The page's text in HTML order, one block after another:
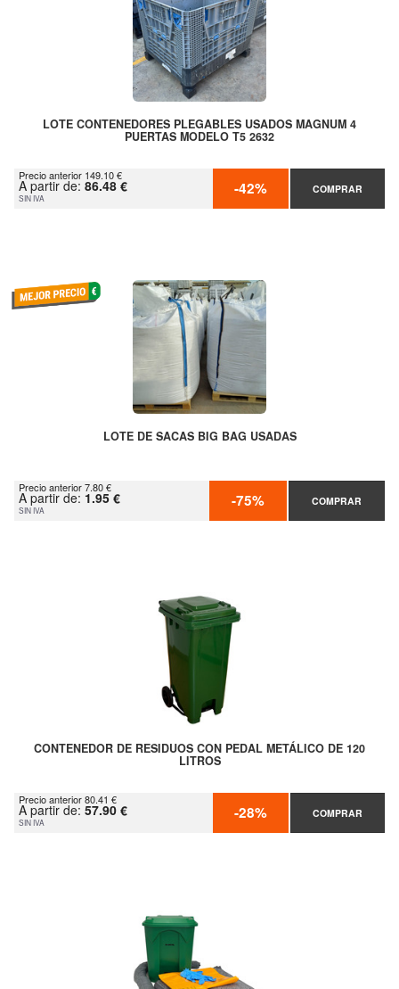
LOTE CONTENEDORES PLEGABLES USADOS MAGNUM 4
PUERTAS MODELO T5 2632
Precio anterior 149.10 €
A partir de: 86.48 €
SIN IVA -42% COMPRAR
LOTE DE SACAS BIG BAG USADAS
Precio anterior 7.80 €
A partir de: 1.95 €
SIN IVA -75% COMPRAR
CONTENEDOR DE RESIDUOS CON PEDAL METÁLICO DE 120
LITROS
Precio anterior 80.41 €
A partir de: 57.90 €
SIN IVA -28% COMPRAR